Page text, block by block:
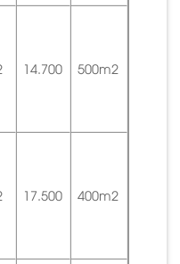
14.700 500m2
17.500 400m2